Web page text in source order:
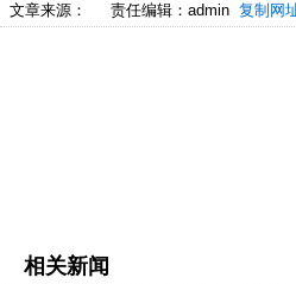
文章来源： 责任编辑：admin 复制网
相关新闻